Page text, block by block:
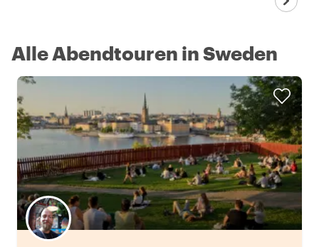
Alle Abendtouren in Sweden